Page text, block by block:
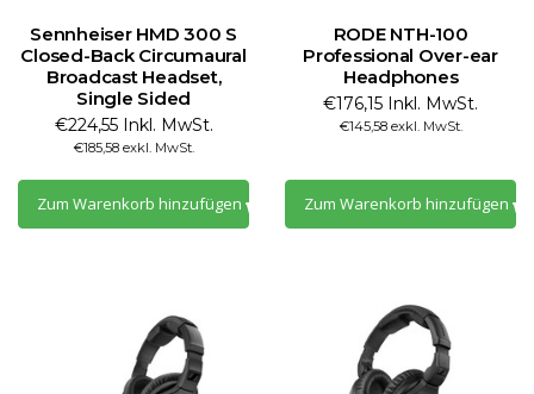
Sennheiser HMD 300 S
Closed-Back Circumaural
Broadcast Headset,
Single Sided
€224,55 Inkl. MwSt.
€185,58 exkl. MwSt.
Zum Warenkorb hinzufügen
RODE NTH-100
Professional Over-ear
Headphones
€176,15 Inkl. MwSt.
€145,58 exkl. MwSt.
Zum Warenkorb hinzufügen